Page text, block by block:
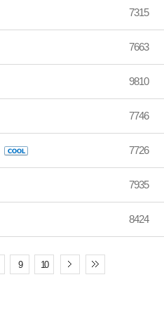
7315
7663
9810
7746
7726
7935
8424
9 10